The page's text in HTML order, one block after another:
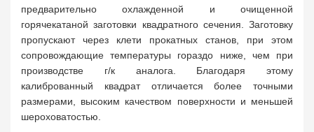
предварительно охлажденной и очищенной
горячекатаной заготовки квадратного сечения. Заготовку
пропускают через клети прокатных станов, при этом
сопровождающие температуры гораздо ниже, чем при
производстве г/к аналога. Благодаря этому
калиброванный квадрат отличается более точными
размерами, высоким качеством поверхности и меньшей
шероховатостью.